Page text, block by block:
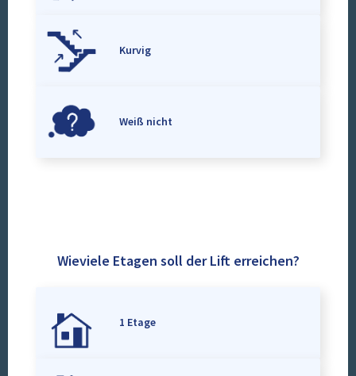
Kurvig
Weiß nicht
Wieviele Etagen soll der Lift erreichen?
1 Etage